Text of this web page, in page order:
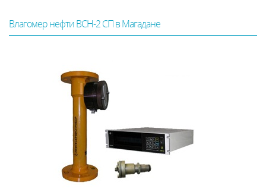
Влагомер нефти ВСН-2 СП в Магадане